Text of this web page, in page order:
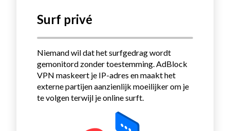
Surf privé
Niemand wil dat het surfgedrag wordt
gemonitord zonder toestemming. AdBlock
VPN maskeert je IP-adres en maakt het
externe partijen aanzienlijk moeilijker om je
te volgen terwijl je online surft.